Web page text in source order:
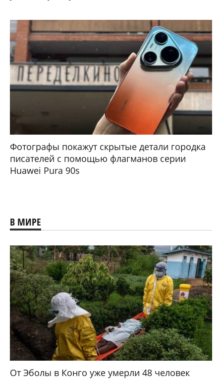
Фотографы покажут скрытые детали городка
писателей с помощью флагманов серии
Huawei Pura 90s
В МИРЕ
От Эболы в Конго уже умерли 48 человек